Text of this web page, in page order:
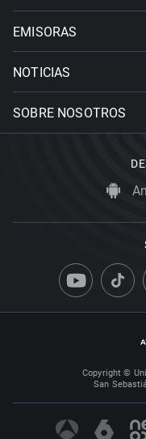
EMISORAS
NOTICIAS
SOBRE NOSOTROS
Copyright ©
San